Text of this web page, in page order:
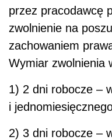
przez pracodawcę
zwolnienie na
zachowaniem
Wymiar zwolnienia
1) 2 dni robocze –
i
2) 3 dni robocze –